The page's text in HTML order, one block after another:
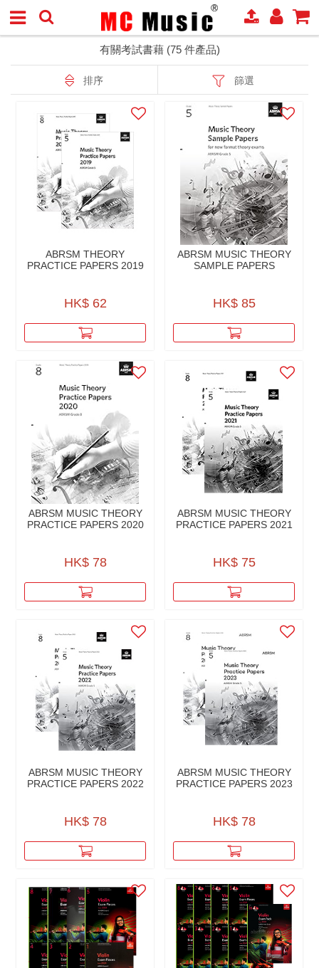
有關考試書藉 (75 件產品)
排序 篩選
ABRSM THEORY
PRACTICE PAPERS 2019
HK$ 62
ABRSM MUSIC THEORY
SAMPLE PAPERS
HK$ 85
ABRSM MUSIC THEORY
PRACTICE PAPERS 2020
HK$ 78
ABRSM MUSIC THEORY
PRACTICE PAPERS 2021
HK$ 75
ABRSM MUSIC THEORY
PRACTICE PAPERS 2022
HK$ 78
ABRSM MUSIC THEORY
PRACTICE PAPERS 2023
HK$ 78